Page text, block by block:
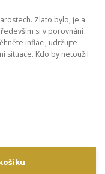
Zlato bylo, je a
si v porovnání
inflaci, udržujte
situace. Kdo by netoužil